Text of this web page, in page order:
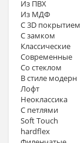
Из ПВХ
Из МДФ
С 3D покрытием
С замком
Классические
Современные
Со стеклом
В стиле модерн
Лофт
Неоклассика
С петлями
Soft Touch
hardflex